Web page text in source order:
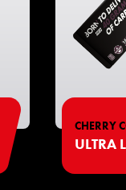
CHERRY
ULTRA